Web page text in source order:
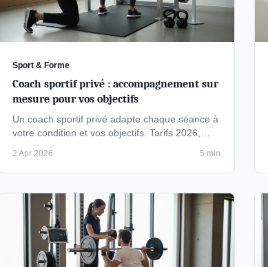
Sport & Forme
Coach sportif privé : accompagnement sur
mesure pour vos objectifs
Un coach sportif privé adapte chaque séance à
votre condition et vos objectifs. Tarifs 2026,
2 Apr 2026 5 min